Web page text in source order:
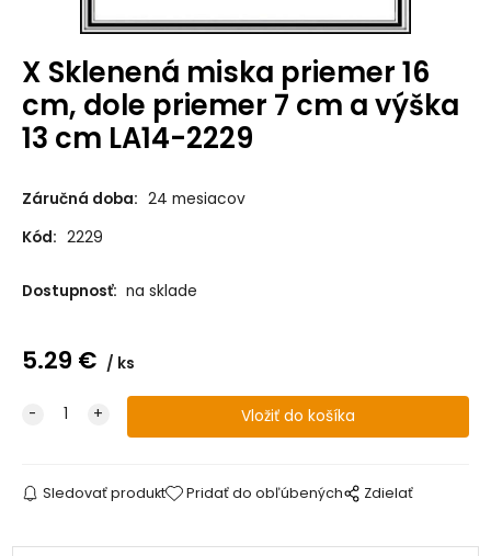
X Sklenená miska priemer 16
cm, dole priemer 7 cm a výška
13 cm LA14-2229
Záručná doba: 24 mesiacov
Kód: 2229
Dostupnosť: na sklade
5.29 € ks
Sledovať produkt Pridať do obľúbených Zdielať